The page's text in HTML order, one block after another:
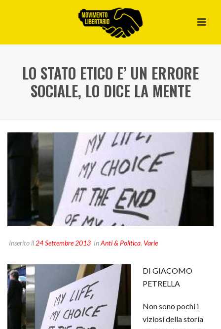
LO STATO ETICO E’ UN ERRORE
SOCIALE, LO DICE LA MENTE
Inserito il 24 Settembre 2013 InAnti & Politica, Varie
DI GIACOMO
PETRELLA
Non sono pochi i
viziosi della storia